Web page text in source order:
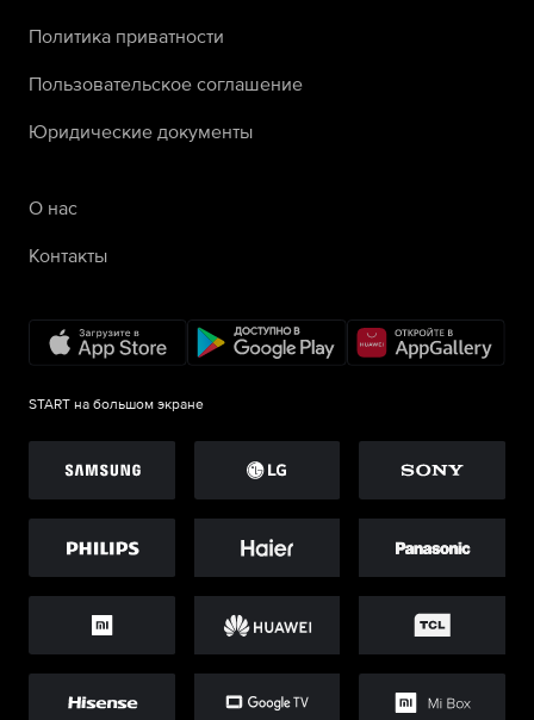
Политика приватности
Пользовательское соглашение
Юридические документы
О нас
Контакты
START на большом экране